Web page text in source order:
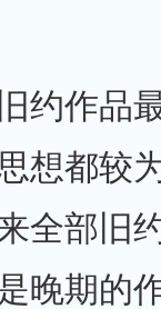
约作品
想都较
全部旧
晚期的